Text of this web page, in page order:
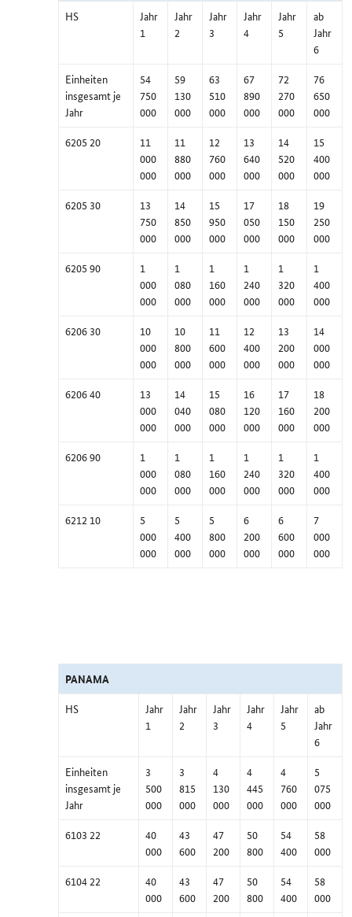
HS
Jahr
1
Jahr
2
Jahr
3
Jahr
4
Jahr
5
ab
Jahr
6
Einheiten
insgesamt je
Jahr
54
750
000
59
130
000
63
510
000
67
890
000
72
270
000
76
650
000
6205 20
11
000
000
11
880
000
12
760
000
13
640
000
14
520
000
15
400
000
6205 30
13
750
000
14
850
000
15
950
000
17
050
000
18
150
000
19
250
000
6205 90
1
000
000
1
080
000
1
160
000
1
240
000
1
320
000
1
400
000
6206 30
10
000
000
10
800
000
11
600
000
12
400
000
13
200
000
14
000
000
6206 40
13
000
000
14
040
000
15
080
000
16
120
000
17
160
000
18
200
000
6206 90
1
000
000
1
080
000
1
160
000
1
240
000
1
320
000
1
400
000
6212 10
5
000
000
5
400
000
5
800
000
6
200
000
6
600
000
7
000
000
PANAMA
HS
Jahr
1
Jahr
2
Jahr
3
Jahr
4
Jahr
5
ab
Jahr
6
Einheiten
insgesamt je
Jahr
3
500
000
3
815
000
4
130
000
4
445
000
4
760
000
5
075
000
6103 22
40
000
43
600
47
200
50
800
54
400
58
000
6104 22
40
000
43
600
47
200
50
800
54
400
58
000